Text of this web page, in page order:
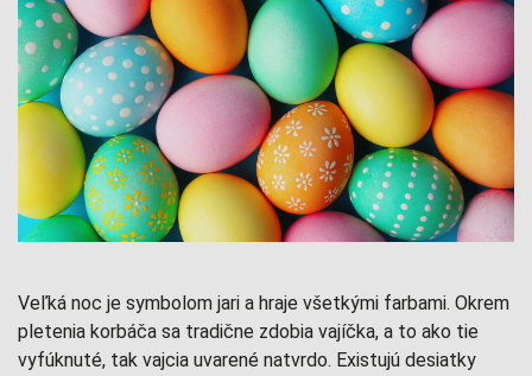
Veľká noc je symbolom jari a hraje všetkými farbami. Okrem
pletenia korbáča sa tradične zdobia vajíčka, a to ako tie
vyfúknuté, tak vajcia uvarené natvrdo. Existujú desiatky